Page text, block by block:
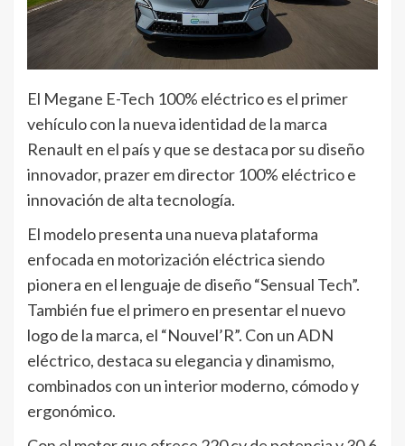
El Megane E-Tech 100% eléctrico es el primer
vehículo con la nueva identidad de la marca
Renault en el país y que se destaca por su diseño
innovador, prazer em director 100% eléctrico e
innovación de alta tecnología.
El modelo presenta una nueva plataforma
enfocada en motorización eléctrica siendo
pionera en el lenguaje de diseño “Sensual Tech”.
También fue el primero en presentar el nuevo
logo de la marca, el “Nouvel’R”. Con un ADN
eléctrico, destaca su elegancia y dinamismo,
combinados con un interior moderno, cómodo y
ergonómico.